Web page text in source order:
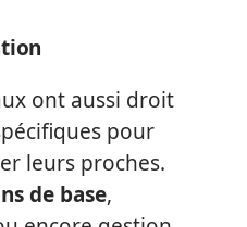
ont aussi droit
pour
leurs proches.
de base,